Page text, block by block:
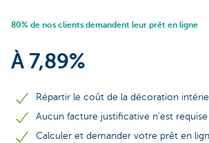
80% de nos clients demandent leur prêt en ligne
À 7,89%
Répartir le coût de la décoration
Aucun facture justificative n'est requise
Calculer et demander votre prêt en